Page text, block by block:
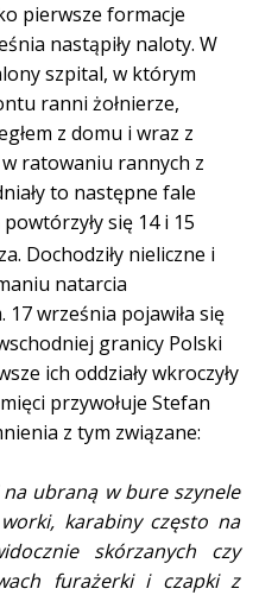
pierwsze formacje
nastąpiły naloty. W
szpital, w którym
ranni żołnierze,
z domu i wraz z
w ratowaniu rannych z
to następne fale
się 14 i 15
Dochodziły nieliczne i
natarcia
września pojawiła się
granicy Polski
ich oddziały wkroczyły
przywołuje Stefan
z tym związane:
ubraną w bure szynele
karabiny często na
skórzanych czy
furażerkii czapki z